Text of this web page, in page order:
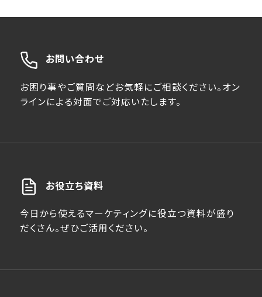
お問い合わせ
お困り事やご質問などお気軽にご相談ください。オン
ラインによる対面でご対応いたします。
お役立ち資料
今日から使えるマーケティングに役立つ資料が盛り
だくさん。ぜひご活用ください。